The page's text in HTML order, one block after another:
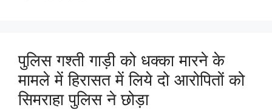
पुलिस गश्ती गाड़ी को धक्का मारने के
मामले में हिरासत में लिये दो आरोपितों को
सिमराहा पुलिस ने छोड़ा